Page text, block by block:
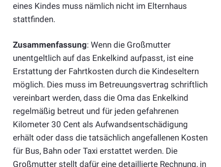
eines Kindes muss nämlich nicht im Elternhaus
stattfinden.
Zusammenfassung: Wenn die Großmutter
unentgeltlich auf das Enkelkind aufpasst, ist eine
Erstattung der Fahrtkosten durch die Kindeseltern
möglich. Dies muss im Betreuungsvertrag schriftlich
vereinbart werden, dass die Oma das Enkelkind
regelmäßig betreut und für jeden gefahrenen
Kilometer 30 Cent als Aufwandsentschädigung
erhält oder dass die tatsächlich angefallenen Kosten
für Bus, Bahn oder Taxi erstattet werden. Die
Großmutter stellt dafür eine detaillierte Rechnung, in